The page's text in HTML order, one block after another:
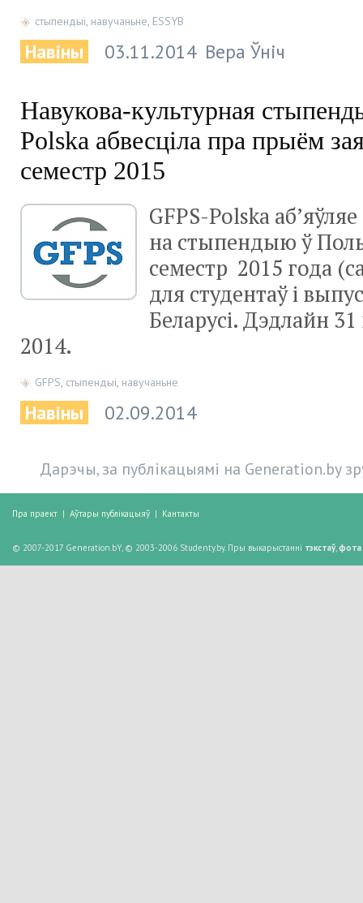
стыпендыі навучаньне ESSYB
Навіны 03.11.2014 Вера Ўніч
Навукова-культурная
Polska абвесціла пра прыём
семестр 2015
GFPS-Polska
на стыпендыю ў
семестр 2015 года
для студентаў і
Беларусі. Дэдлайн
2014.
GFPS, стыпендыі, навучаньне
Навіны 02.09.2014
Дарэчы, за публікацыямі на Generation.by
Пра праект | Аўтары публікацыяў | Кантакты
© 2007-2017 Generation.bY, © 2003-2006 Studenty.by. Пры выкарыстанні тэкстаў,фота